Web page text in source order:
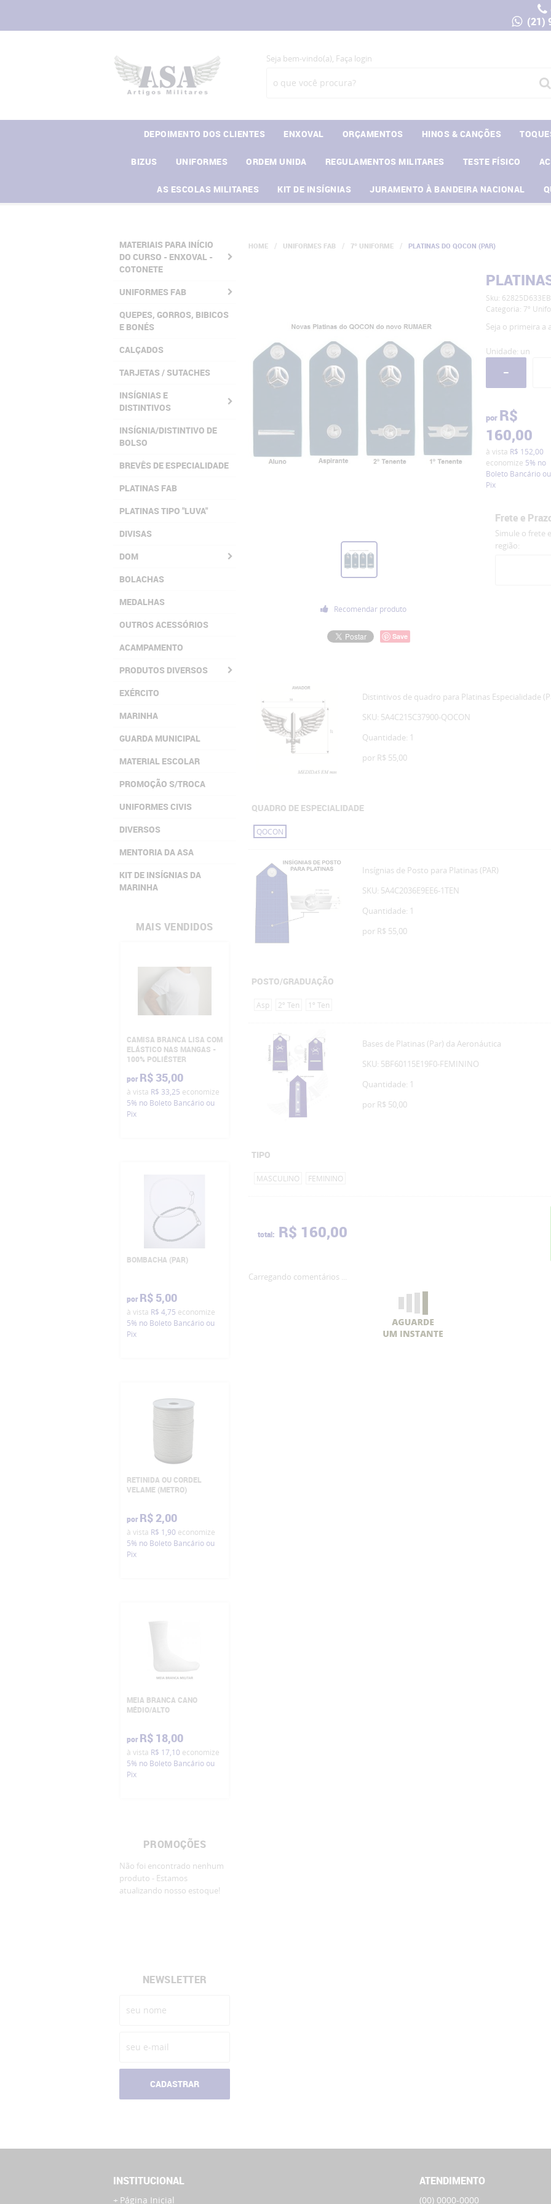
(21)
Seja bem-vindo(a), Faça login
DEPOIMENTO DOS CLIENTES ENXOVAL ORÇAMENTOS HINOS & CANÇÕES
BIZUS UNIFORMES ORDEM UNIDA REGULAMENTOS MILITARES TESTE FÍSICO
AS ESCOLAS MILITARES KIT DE INSÍGNIAS JURAMENTO À BANDEIRA NACIONAL
MATERIAIS PARA INÍCIO
DO CURSO - ENXOVAL -
COTONETE
UNIFORMES FAB
QUEPES, GORROS, BIBICOS
E BONÉS
CALÇADOS
TARJETAS / SUTACHES
INSÍGNIAS E
DISTINTIVOS
INSÍGNIA/DISTINTIVO DE
BOLSO
BREVÊS DE ESPECIALIDADE
PLATINAS FAB
PLATINAS TIPO "LUVA"
DIVISAS
DOM
BOLACHAS
MEDALHAS
OUTROS ACESSÓRIOS
ACAMPAMENTO
PRODUTOS DIVERSOS
EXÉRCITO
MARINHA
GUARDA MUNICIPAL
MATERIAL ESCOLAR
PROMOÇÃO S/TROCA
UNIFORMES CIVIS
DIVERSOS
MENTORIA DA ASA
KIT DE INSÍGNIAS DA
MARINHA
MAIS VENDIDOS
CAMISA BRANCA LISA COM
ELÁSTICO NAS MANGAS -
100% POLIÉSTER
por R$ 35,00
à vista R$ 33,25 economize
5% no Boleto Bancário ou
Pix
BOMBACHA (PAR)
por R$ 5,00
à vista R$ 4,75 economize
5% no Boleto Bancário ou
Pix
RETINIDA OU CORDEL
VELAME (METRO)
por R$ 2,00
à vista R$ 1,90 economize
5% no Boleto Bancário ou
Pix
MEIA BRANCA CANO
MÉDIO/ALTO
por R$ 18,00
à vista R$ 17,10 economize
5% no Boleto Bancário ou
Pix
PROMOÇÕES
Não foi encontrado nenhum
produto - Estamos
atualizando nosso estoque!
NEWSLETTER
CADASTRAR
HOME UNIFORMES FAB 7º UNIFORME PLATINAS DO QOCON (PAR)
Recomendar produto
Save
Sku:
Categoria: 7º
Seja o primeira a
Unidade: un
por R$
160,00
à vista R$ 152,00
economize 5% no
Boleto Bancário ou
Pix
Frete e
Simule o frete
região:
Distintivos de quadro para Platinas Especialidade
SKU: 5A4C215C37900-QOCON
Quantidade: 1
por R$ 55,00
QUADRO DE ESPECIALIDADE
QOCON
Insígnias de Posto para Platinas (PAR)
SKU: 5A4C2036E9EE6-1TEN
Quantidade: 1
por R$ 55,00
POSTO/GRADUAÇÃO
Asp 2º Ten 1º Ten
Bases de Platinas (Par) da Aeronáutica
SKU: 5BF60115E19F0-FEMININO
Quantidade: 1
por R$ 50,00
TIPO
MASCULINO FEMININO
total: R$ 160,00
Carregando comentários ...
INSTITUCIONAL
Página Inicial
ATENDIMENTO
(00) 0000-0000